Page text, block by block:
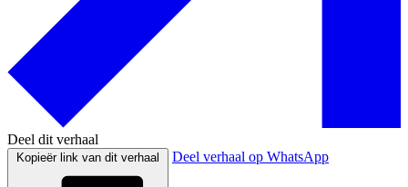
Deel dit verhaal
Kopieër link van dit verhaal Deel verhaal op WhatsApp